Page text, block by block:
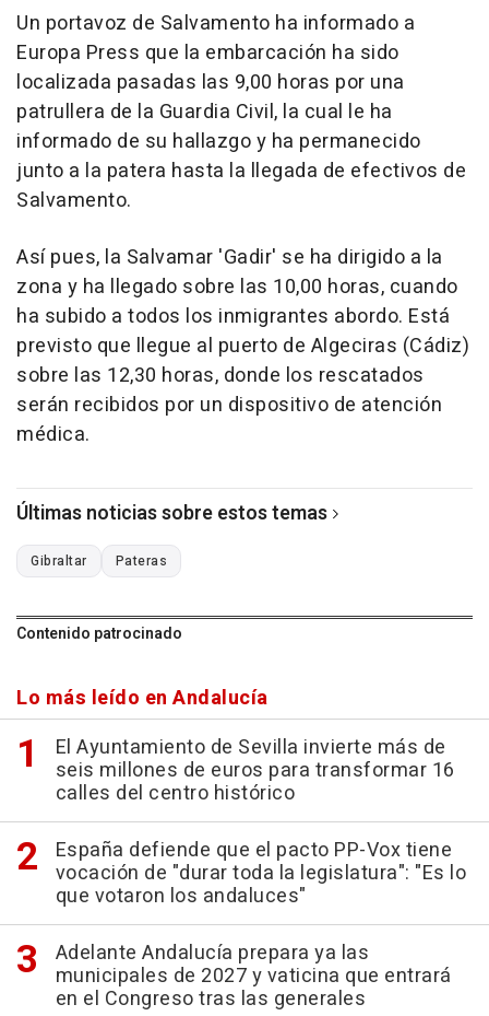
Un portavoz de Salvamento ha informado a
Europa Press que la embarcación ha sido
localizada pasadas las 9,00 horas por una
patrullera de la Guardia Civil, la cual le ha
informado de su hallazgo y ha permanecido
junto a la patera hasta la llegada de efectivos de
Salvamento.
Así pues, la Salvamar 'Gadir' se ha dirigido a la
zona y ha llegado sobre las 10,00 horas, cuando
ha subido a todos los inmigrantes abordo. Está
previsto que llegue al puerto de Algeciras (Cádiz)
sobre las 12,30 horas, donde los rescatados
serán recibidos por un dispositivo de atención
médica.
Últimas noticias sobre estos temas
Gibraltar Pateras
Contenido patrocinado
Lo más leído en Andalucía
El Ayuntamiento de Sevilla invierte más de
seis millones de euros para transformar 16
calles del centro histórico
España defiende que el pacto PP-Vox tiene
vocación de "durar toda la legislatura": "Es lo
que votaron los andaluces"
Adelante Andalucía prepara ya las
municipales de 2027 y vaticina que entrará
en el Congreso tras las generales